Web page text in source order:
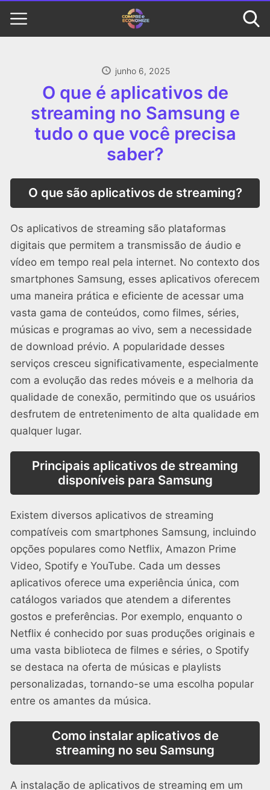
junho 6, 2025
O que é aplicativos de
streaming no Samsung e
tudo o que você precisa
saber?
O que são aplicativos de streaming?
Os aplicativos de streaming são plataformas
digitais que permitem a transmissão de áudio e
vídeo em tempo real pela internet. No contexto dos
smartphones Samsung, esses aplicativos oferecem
uma maneira prática e eficiente de acessar uma
vasta gama de conteúdos, como filmes, séries,
músicas e programas ao vivo, sem a necessidade
de download prévio. A popularidade desses
serviços cresceu significativamente, especialmente
com a evolução das redes móveis e a melhoria da
qualidade de conexão, permitindo que os usuários
desfrutem de entretenimento de alta qualidade em
qualquer lugar.
Principais aplicativos de streaming
disponíveis para Samsung
Existem diversos aplicativos de streaming
compatíveis com smartphones Samsung, incluindo
opções populares como Netflix, Amazon Prime
Video, Spotify e YouTube. Cada um desses
aplicativos oferece uma experiência única, com
catálogos variados que atendem a diferentes
gostos e preferências. Por exemplo, enquanto o
Netflix é conhecido por suas produções originais e
uma vasta biblioteca de filmes e séries, o Spotify
se destaca na oferta de músicas e playlists
personalizadas, tornando-se uma escolha popular
entre os amantes da música.
Como instalar aplicativos de
streaming no seu Samsung
A instalação de aplicativos de streaming em um